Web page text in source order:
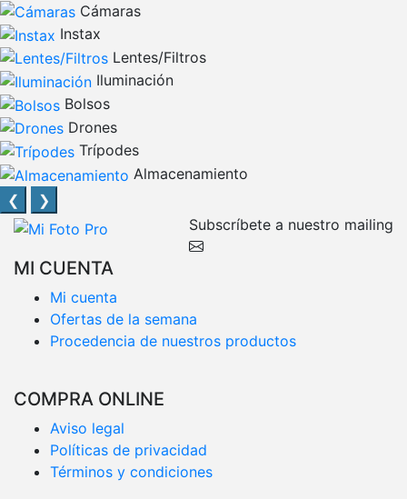
Cámaras
Instax
Lentes/Filtros
Iluminación
Bolsos
Drones
Trípodes
Almacenamiento
❮
❯
Subscríbete a nuestro mailing
MI CUENTA
Mi cuenta
Ofertas de la semana
Procedencia de nuestros productos
COMPRA ONLINE
Aviso legal
Políticas de privacidad
Términos y condiciones